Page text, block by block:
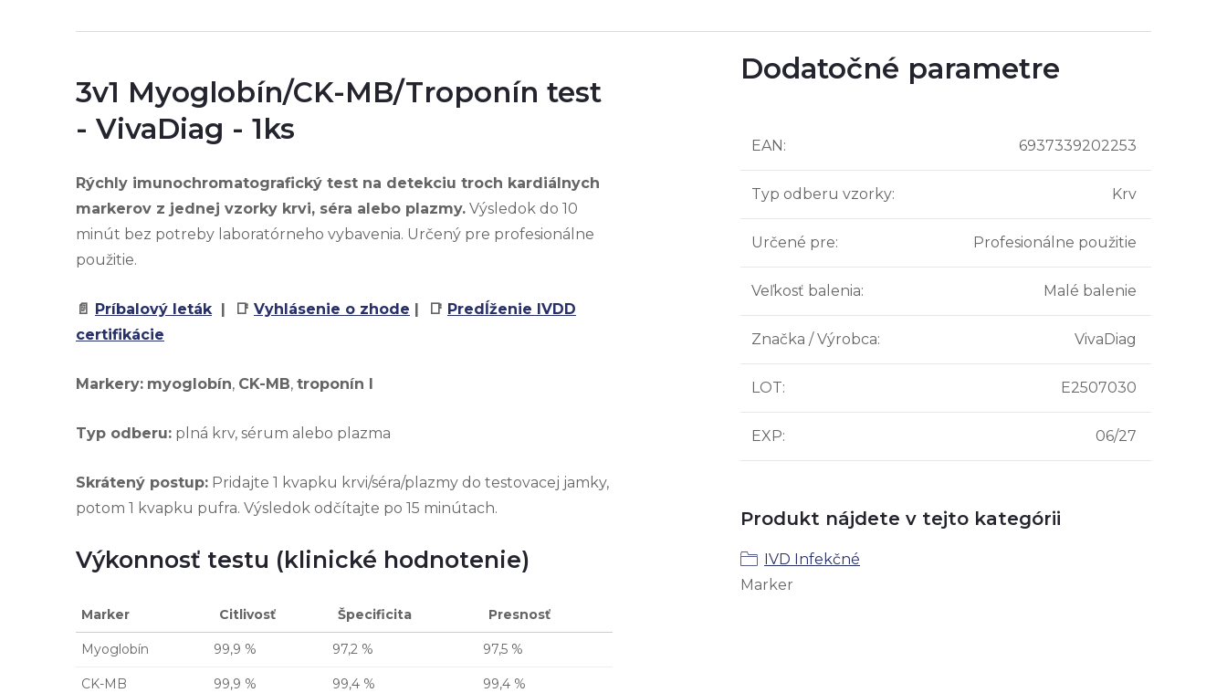
3v1 Myoglobín/CK-MB/Troponín test
- VivaDiag - 1ks
Rýchly imunochromatografický test na detekciu troch kardiálnych
markerov z jednej vzorky krvi, séra alebo plazmy. Výsledok do 10
minút bez potreby laboratórneho vybavenia. Určený pre profesionálne
použitie.
📄 Príbalový leták | 📑 Vyhlásenie o zhode | 📑 Predĺženie IVDD
certifikácie
Markery: myoglobín, CK-MB, troponín I
Typ odberu: plná krv, sérum alebo plazma
Skrátený postup: Pridajte 1 kvapku krvi/séra/plazmy do testovacej jamky,
potom 1 kvapku pufra. Výsledok odčítajte po 15 minútach.
Výkonnosť testu (klinické hodnotenie)
Marker Citlivosť Špecificita Presnosť
Myoglobín 99,9 % 97,2 % 97,5 %
CK-MB 99,9 % 99,4 % 99,4 %
Dodatočné parametre
EAN: 6937339202253
Typ odberu vzorky: Krv
Určené pre: Profesionálne použitie
Veľkosť balenia: Malé balenie
Značka / Výrobca: VivaDiag
LOT: E2507030
EXP: 06/27
Produkt nájdete v tejto kategórii
IVD Infekčné
Marker